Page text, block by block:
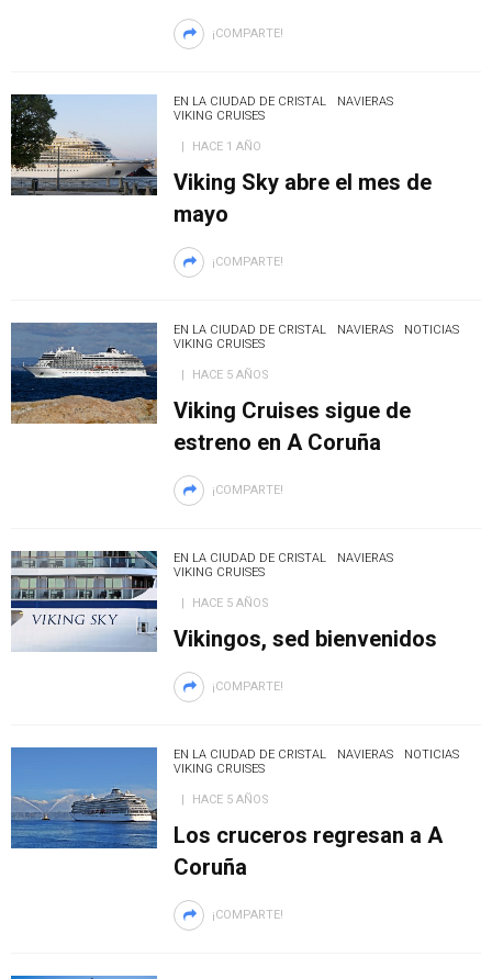
¡COMPARTE!
EN LA CIUDAD DE CRISTAL
NAVIERAS
VIKING CRUISES
HACE 1 AÑO
Viking Sky abre el mes de
mayo
¡COMPARTE!
EN LA CIUDAD DE CRISTAL NAVIERAS
NOTICIAS
VIKING CRUISES
HACE 5 AÑOS
Viking Cruises sigue de
estreno en A Coruña
¡COMPARTE!
EN LA CIUDAD DE CRISTAL
NAVIERAS
VIKING CRUISES
HACE 5 AÑOS
Vikingos, sed bienvenidos
¡COMPARTE!
EN LA CIUDAD DE CRISTAL NAVIERAS
NOTICIAS
VIKING CRUISES
HACE 5 AÑOS
Los cruceros regresan a A
Coruña
¡COMPARTE!